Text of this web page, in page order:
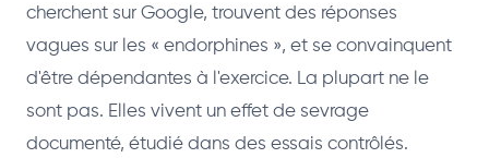
cherchent sur Google, trouvent des réponses
vagues sur les « endorphines », et se convainquent
d'être dépendantes à l'exercice. La plupart ne le
sont pas. Elles vivent un effet de sevrage
documenté, étudié dans des essais contrôlés.